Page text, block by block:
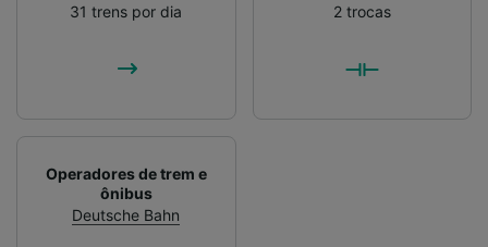
31 trens por dia
2 trocas
Operadores de trem e
ônibus
Deutsche Bahn